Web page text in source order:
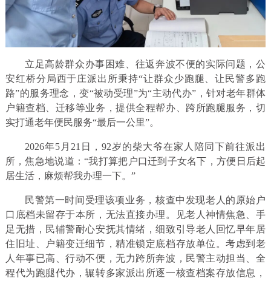
立足高龄群众办事困难、往返奔波不便的实际问题，公
安红桥分局西于庄派出所秉持“让群众少跑腿、让民警多跑
路”的服务理念，变“被动受理”为“主动代办”，针对老年群体
户籍查档、迁移等业务，提供全程帮办、跨所跑腿服务，切
实打通老年便民服务“最后一公里”。
2026年5月21日，92岁的柴大爷在家人陪同下前往派出
所，焦急地说道：“我打算把户口迁到子女名下，方便日后起
居生活，麻烦帮我办理一下。”
民警第一时间受理该项业务，核查中发现老人的原始户
口底档未留存于本所，无法直接办理。见老人神情焦急、手
足无措，民辅警耐心安抚其情绪，细致引导老人回忆早年居
住旧址、户籍变迁细节，精准锁定底档存放单位。考虑到老
人年事已高、行动不便，无力跨所奔波，民警主动担当、全
程代为跑腿代办，辗转多家派出所逐一核查档案存放信息，